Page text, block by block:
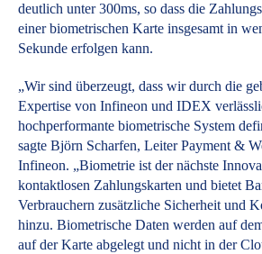
deutlich unter 300ms, so dass die
einer biometrischen Karte insgesamt in
Sekunde erfolgen kann.
„Wir sind überzeugt, dass wir durch die
Expertise von Infineon und IDEX
hochperformante biometrische System
sagte Björn Scharfen, Leiter Payment &
Infineon. „Biometrie ist der nächste
kontaktlosen Zahlungskarten und bietet
Verbrauchern zusätzliche Sicherheit und
hinzu. Biometrische Daten werden auf
auf der Karte abgelegt und nicht in der